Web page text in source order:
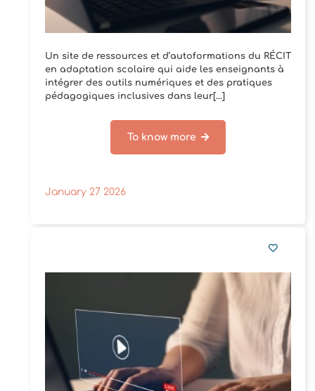
Un site de ressources et d’autoformations du RÉCIT
en adaptation scolaire qui aide les enseignants à
intégrer des outils numériques et des pratiques
pédagogiques inclusives dans leur[...]
To know more
January 27 2026